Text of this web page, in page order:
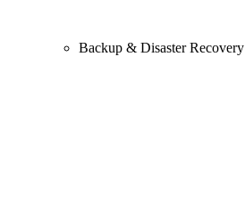
Backup & Disaster Recovery